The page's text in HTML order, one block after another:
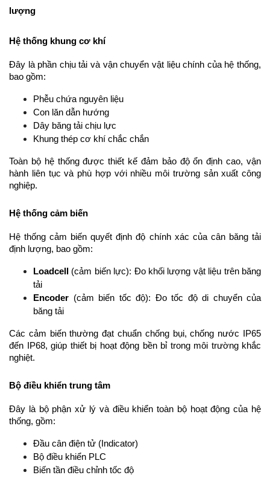
lượng
Hệ thống khung cơ khí
Đây là phần chịu tải và vận chuyển vật liệu chính của hệ thống,
bao gồm:
Phễu chứa nguyên liệu
Con lăn dẫn hướng
Dây băng tải chịu lực
Khung thép cơ khí chắc chắn
Toàn bộ hệ thống được thiết kế đảm bảo độ ổn định cao, vận
hành liên tục và phù hợp với nhiều môi trường sản xuất công
nghiệp.
Hệ thống cảm biến
Hệ thống cảm biến quyết định độ chính xác của cân băng tải
định lượng, bao gồm:
Loadcell
(cảm biến lực): Đo khối lượng vật liệu trên băng
tải
Encoder (cảm biến tốc độ): Đo tốc độ di chuyển của
băng tải
Các cảm biến thường đạt chuẩn chống bụi, chống nước IP65
đến IP68, giúp thiết bị hoạt động bền bỉ trong môi trường khắc
nghiệt.
Bộ điều khiển trung tâm
Đây là bộ phận xử lý và điều khiển toàn bộ hoạt động của hệ
thống, gồm:
Đầu cân điện tử (Indicator)
Bộ điều khiển PLC
Biến tần điều chỉnh tốc độ